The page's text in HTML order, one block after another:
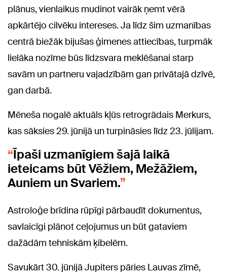
plānus, vienlaikus mudinot vairāk ņemt vērā
apkārtējo cilvēku intereses. Ja līdz šim uzmanības
centrā biežāk bijušas ģimenes attiecības, turpmāk
lielāka nozīme būs līdzsvara meklēšanai starp
savām un partneru vajadzībām gan privātajā dzīvē,
gan darbā.
Mēneša nogalē aktuāls kļūs retrogrādais Merkurs,
kas sāksies 29. jūnijā un turpināsies līdz 23. jūlijam.
Īpaši uzmanīgiem šajā laikā
ieteicams būt Vēžiem, Mežāžiem,
Auniem un Svariem.
Astroloģe brīdina rūpīgi pārbaudīt dokumentus,
savlaicīgi plānot ceļojumus un būt gataviem
dažādām tehniskām ķibelēm.
Savukārt 30. jūnijā Jupiters pāries Lauvas zīmē,